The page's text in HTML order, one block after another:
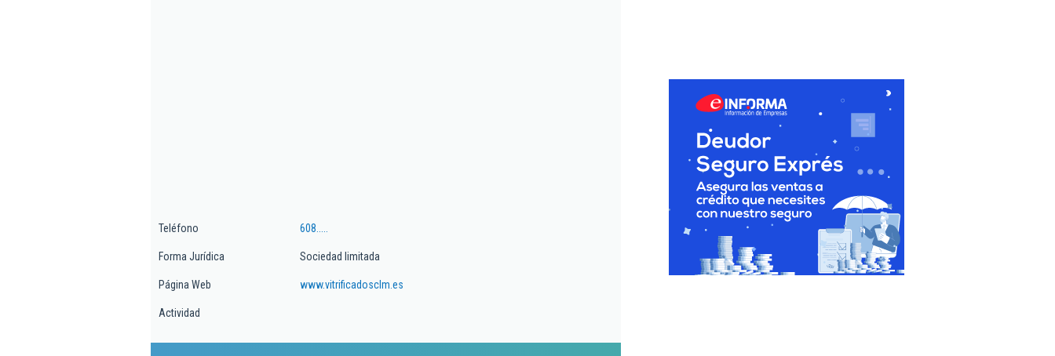
Teléfono 608.....
Forma Jurídica Sociedad limitada
Página Web www.vitrificadosclm.es
Actividad